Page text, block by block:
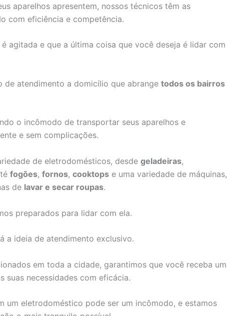
aparelhos apresentem, nossos técnicos têm as
com eficiência e competência.
agitada e que a última coisa que você deseja é lidar com
de atendimento a domicílio que abrange todos os bairros
o incômodo de transportar seus aparelhos e
e sem complicações.
de eletrodomésticos, desde geladeiras,
fogões, fornos, cooktops e uma variedade de máquinas,
de lavar e secar roupas.
preparados para lidar com ela.
a ideia de atendimento exclusivo.
em toda a cidade, garantimos que você receba um
suas necessidades com eficácia.
um eletrodoméstico pode ser um incômodo, e estamos